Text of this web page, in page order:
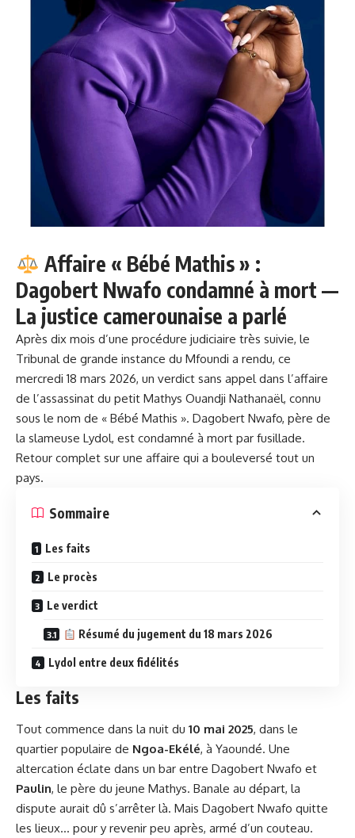
Affaire « Bébé Mathis » :
Dagobert Nwafo condamné à mort —
La justice camerounaise a parlé
Après dix mois d’une procédure judiciaire très suivie, le
Tribunal de grande instance du Mfoundi a rendu, ce
mercredi 18 mars 2026, un verdict sans appel dans l’affaire
de l’assassinat du petit Mathys Ouandji Nathanaël, connu
sous le nom de « Bébé Mathis ». Dagobert Nwafo, père de
la slameuse Lydol, est condamné à mort par fusillade.
Retour complet sur une affaire qui a bouleversé tout un
pays.
Sommaire
Les faits
Le procès
Le verdict
Résumé du jugement du 18 mars 2026
Lydol entre deux fidélités
Les faits
Tout commence dans la nuit du 10 mai 2025, dans le
quartier populaire de Ngoa-Ekélé, à Yaoundé. Une
altercation éclate dans un bar entre Dagobert Nwafo et
Paulin, le père du jeune Mathys. Banale au départ, la
dispute aurait dû s’arrêter là. Mais Dagobert Nwafo quitte
les lieux… pour y revenir peu après, armé d’un couteau.